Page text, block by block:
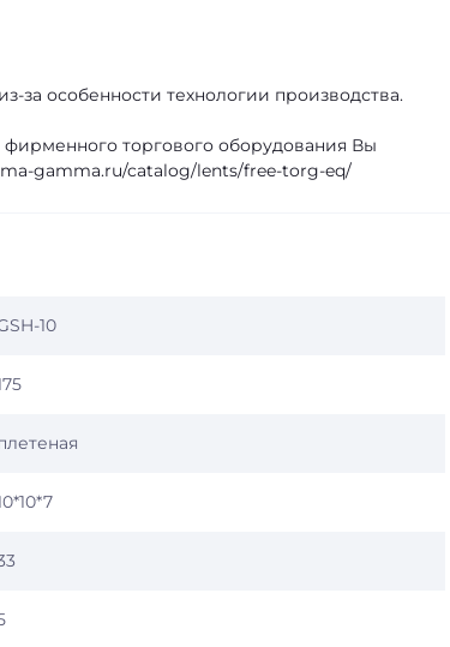
за особенности технологии производства.
торгового оборудования Вы
gamma.ru/catalog/lents/free-torg-eq/
10